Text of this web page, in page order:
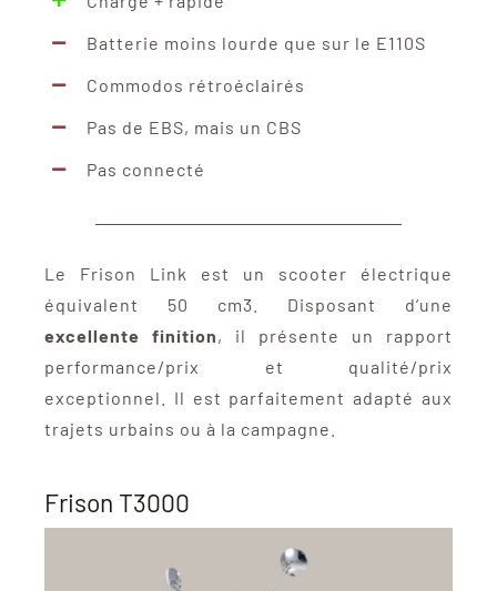
Batterie moins lourde que sur le E110S
Commodos rétroéclairés
Pas de EBS, mais un CBS
Pas connecté
Le Frison Link est un scooter électrique
équivalent 50 cm3. Disposant d’une
excellente finition, il présente un rapport
performance/prix et qualité/prix
exceptionnel. Il est parfaitement adapté aux
trajets urbains ou à la campagne.
Frison T3000